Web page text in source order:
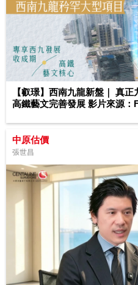
【叡璟】西南九龍新盤｜ 真
高鐵藝文完善發展 影片來源：
中原估價
張世昌